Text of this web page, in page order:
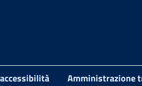
Amministrazione